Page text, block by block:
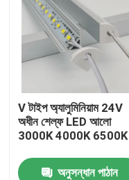
পণ্য
ভিডিও
আমাদের সম্পর্কে
V টাইপ অ্যালুমিনিয়াম 24V
অধীন শেল্ফ LED আলো
3000K 4000K 6500K
অনুসন্ধান পাঠান